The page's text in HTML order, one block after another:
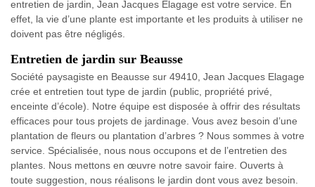
entretien de jardin, Jean Jacques Elagage est votre service. En
effet, la vie d’une plante est importante et les produits à utiliser ne
doivent pas être négligés.
Entretien de jardin sur Beausse
Société paysagiste en Beausse sur 49410, Jean Jacques Elagage
crée et entretien tout type de jardin (public, propriété privé,
enceinte d’école). Notre équipe est disposée à offrir des résultats
efficaces pour tous projets de jardinage. Vous avez besoin d’une
plantation de fleurs ou plantation d’arbres ? Nous sommes à votre
service. Spécialisée, nous nous occupons et de l’entretien des
plantes. Nous mettons en œuvre notre savoir faire. Ouverts à
toute suggestion, nous réalisons le jardin dont vous avez besoin.